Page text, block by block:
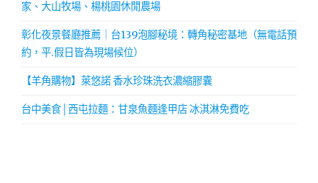
家、大山牧場、楊桃園休閒農場
彰化夜景餐廳推薦｜台139泡腳秘境：轉角秘密基地（無電話預
約，平.假日皆為現場候位）
【羊角購物】萊悠諾 香水珍珠洗衣濃縮膠囊
台中美食│西屯拉麵：甘泉魚麵逢甲店 冰淇淋免費吃